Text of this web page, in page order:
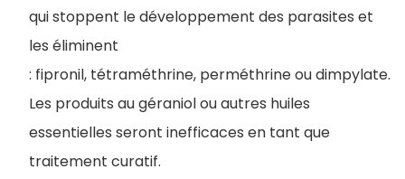
qui stoppent le développement des parasites et
les éliminent
: fipronil, tétraméthrine, perméthrine ou dimpylate.
Les produits au géraniol ou autres huiles
essentielles seront inefficaces en tant que
traitement curatif.